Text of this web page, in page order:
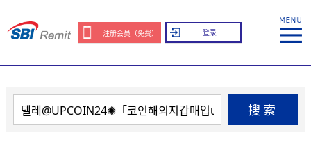
注册会员（免费） 登录
搜索